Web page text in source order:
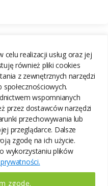
realizacji usług oraz jej
również pliki cookies
z zewnętrznych narzędzi
wspomnianych
przez dostawców narzędzi
przechowywania lub
przeglądarce. Dalsze
zgodę na ich użycie.
wykorzystaniu plików
zgodę.